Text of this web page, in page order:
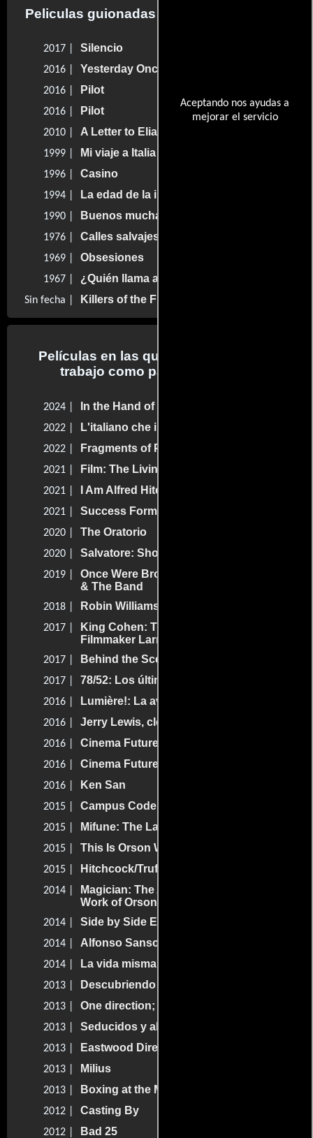
Aceptando nos ayudas a
mejorar el servicio
Peliculas guionadas por Martin Scorsese
2017 | Silencio
2016 | Yesterday Once More
2016 | Pilot
2016 | Pilot
2010 | A Letter to Elia
1999 | Mi viaje a Italia
1996 | Casino
1994 | La edad de la inocencia
1990 | Buenos muchachos
1976 | Calles salvajes
1969 | Obsesiones
1967 | ¿Quién llama a mi puerta?
Sin fecha | Killers of the Flower Moon
Películas en las que Martin Scorsese
trabajo como parte del reparto
2024 | In the Hand of Dante
2022 | L'italiano che inventò l'America
2022 | Fragments of Paradise
2021 | Film: The Living Record of Our Memory
2021 | I Am Alfred Hitchcock
2021 | Success Formula
2020 | The Oratorio
2020 | Salvatore: Shoemaker of Dreams
2019 |
Once Were Brothers: Robbie Robertson
& The Band
2018 | Robin Williams: Come Inside My Mind
2017 |
King Cohen: The Wild World of
Filmmaker Larry Cohen
2017 | Behind the Scenes
2017 | 78/52: Los últimos secretos de Psicosis
2016 | Lumière!: La aventura comienza
2016 | Jerry Lewis, clown rebelle
2016 | Cinema Futures
2016 | Cinema Futures
2016 | Ken San
2015 | Campus Code
2015 | Mifune: The Last Samurai
2015 | This Is Orson Welles
2015 | Hitchcock/Truffaut
2014 |
Magician: The Astonishing Life and
Work of Orson Welles
2014 | Side by Side Extra: Volume Five
2014 | Alfonso Sansone produttore per caso
2014 | La vida misma
2013 | Descubriendo a Bergman
2013 | One direction; Así somos
2013 | Seducidos y abandonados
2013 | Eastwood Directs: The Untold Story
2013 | Milius
2013 | Boxing at the Movies: Kings of the Ring
2012 | Casting By
2012 | Bad 25